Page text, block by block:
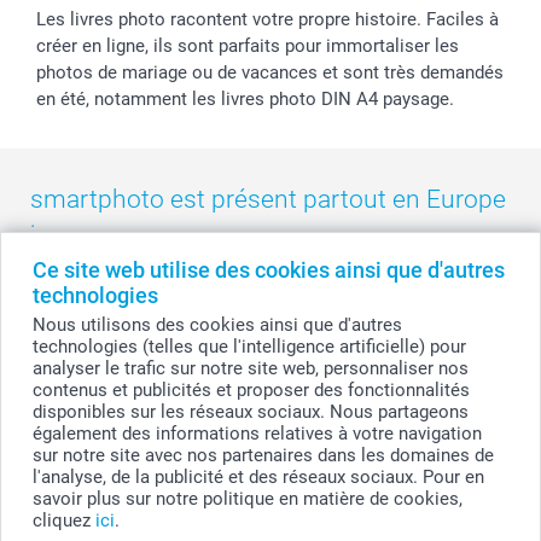
Ce site web utilise des cookies ainsi que d'autres
technologies
Nous utilisons des cookies ainsi que d'autres
technologies (telles que l'intelligence artificielle) pour
analyser le trafic sur notre site web, personnaliser nos
contenus et publicités et proposer des fonctionnalités
disponibles sur les réseaux sociaux. Nous partageons
également des informations relatives à votre navigation
sur notre site avec nos partenaires dans les domaines de
l'analyse, de la publicité et des réseaux sociaux. Pour en
savoir plus sur notre politique en matière de cookies,
cliquez ici.
Les livres photo racontent votre propre histoire. Faciles à
créer en ligne, ils sont parfaits pour immortaliser les
photos de mariage ou de vacances et sont très demandés
en été, notamment les livres photo DIN A4 paysage.
smartphoto est présent partout en Europe
:
België - Belgique - Danmark - Deutschland - France - Ireland
- Nederland - Norge
Switzerland - Suomi - Sverige - United Kingdom
Other Countries
Tous les prix sont en francs suisses (CHF), TVA incluse et hors frais de port.